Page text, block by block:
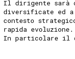
Il dirigente sarà
diversificate ed
contesto
rapida evoluzione.
In particolare il